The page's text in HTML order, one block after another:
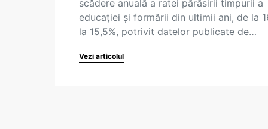
scădere anuală a ratei părăsirii timpurii a
educației și formării din ultimii ani, de la
la 15,5%, potrivit datelor publicate de…
Vezi articolul